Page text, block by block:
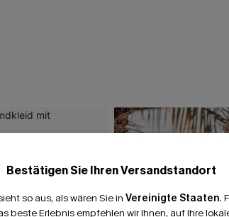
Bestätigen Sie Ihren Versandstandort
so aus, als wären Sie in Vereinigte Staaten.
beste Erlebnis empfehlen wir Ihnen, auf Ihre